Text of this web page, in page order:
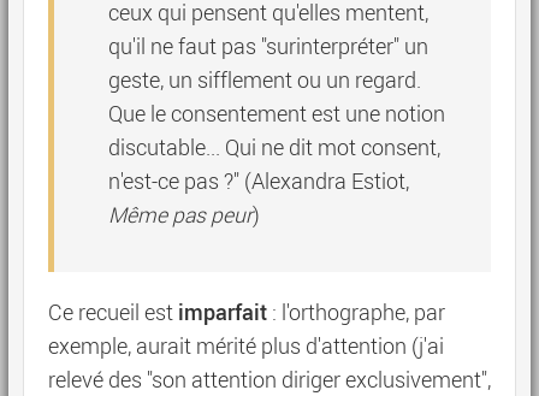
ceux qui pensent qu'elles mentent,
qu'il ne faut pas "surinterpréter" un
geste, un sifflement ou un regard.
Que le consentement est une notion
discutable... Qui ne dit mot consent,
n'est-ce pas ?" (Alexandra Estiot,
Même pas peur)
Ce recueil est imparfait: l'orthographe, par
exemple, aurait mérité plus d'attention (j'ai
relevé des "son attention diriger exclusivement",